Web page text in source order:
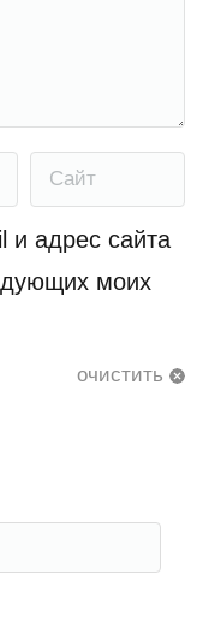
Сайт
и адрес сайта
моих
очистить